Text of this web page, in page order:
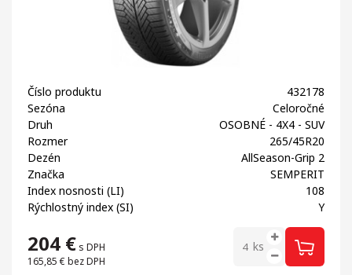
Číslo produktu
432178
Sezóna
Celoročné
Druh
OSOBNÉ - 4X4 - SUV
Rozmer
265/45R20
Dezén
AllSeason-Grip 2
Značka
SEMPERIT
Index nosnosti (LI)
108
Rýchlostný index (SI)
Y
204 € s DPH
165,85 € bez DPH
ks